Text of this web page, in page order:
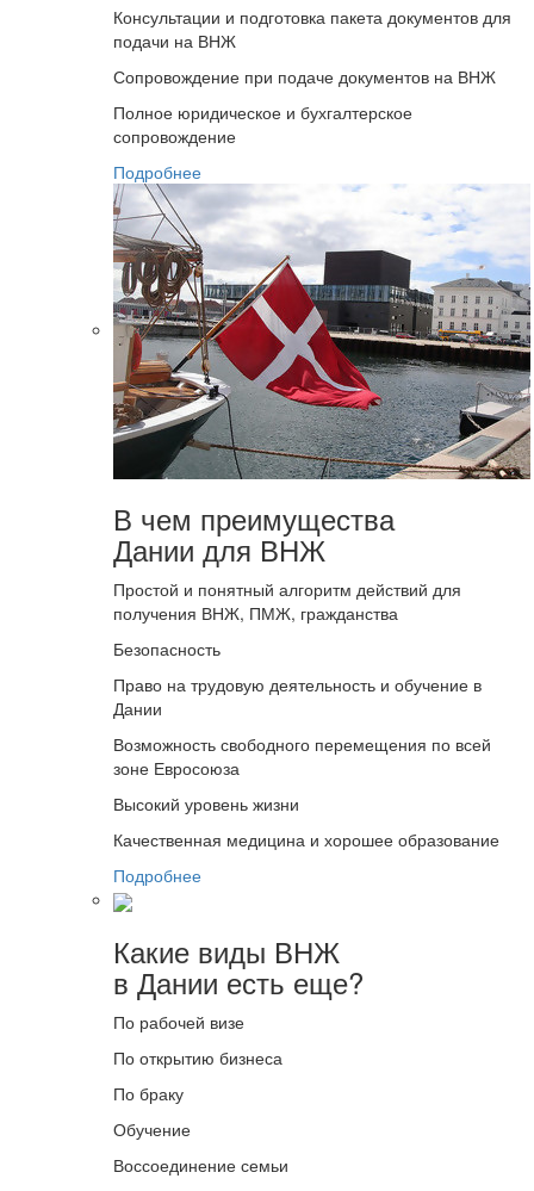
Консультации и подготовка пакета документов для
подачи на ВНЖ
Сопровождение при подаче документов на ВНЖ
Полное юридическое и бухгалтерское
сопровождение
Подробнее
В чем преимущества
Дании для ВНЖ
Простой и понятный алгоритм действий для
получения ВНЖ, ПМЖ, гражданства
Безопасность
Право на трудовую деятельность и обучение в
Дании
Возможность свободного перемещения по всей
зоне Евросоюза
Высокий уровень жизни
Качественная медицина и хорошее образование
Подробнее
Какие виды ВНЖ
в Дании есть еще?
По рабочей визе
По открытию бизнеса
По браку
Обучение
Воссоединение семьи